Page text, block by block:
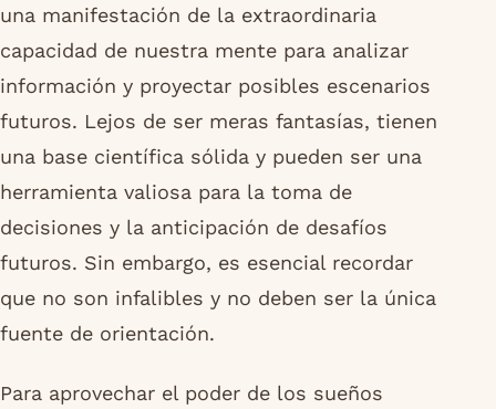
una manifestación de la extraordinaria
capacidad de nuestra mente para analizar
información y proyectar posibles escenarios
futuros. Lejos de ser meras fantasías, tienen
una base científica sólida y pueden ser una
herramienta valiosa para la toma de
decisiones y la anticipación de desafíos
futuros. Sin embargo, es esencial recordar
que no son infalibles y no deben ser la única
fuente de orientación.
Para aprovechar el poder de los sueños